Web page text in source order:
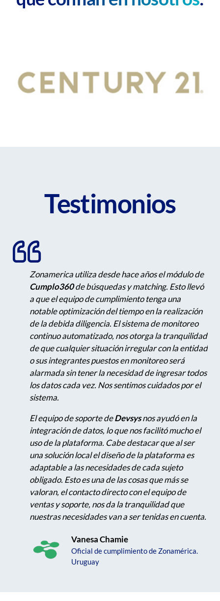
Testimonios
Zonamerica utiliza desde hace años el módulo de
Cumplo360de búsquedas y matching. Esto llevó
a que el equipo de cumplimiento tenga una
notable optimización del tiempo en la realización
de la debida diligencia. El sistema de monitoreo
continuo automatizado, nos otorga la tranquilidad
de que cualquier situación irregular con la entidad
o sus integrantes puestos en monitoreo será
alarmada sin tener la necesidad de ingresar todos
los datos cada vez. Nos sentimos cuidados por el
sistema.
El equipo de soporte deDevsysnos ayudó en la
integración de datos, lo que nos facilitó mucho el
uso de la plataforma. Cabe destacar que al ser
una solución local el diseño de la plataforma es
adaptable a las necesidades de cada sujeto
obligado. Esto es una de las cosas que más se
valoran, el contacto directo con el equipo de
ventas y soporte, nos da la tranquilidad que
nuestras necesidades van a ser tenidas en cuenta.
Vanesa Chamie
Oficial de cumplimiento de Zonamérica.
Uruguay